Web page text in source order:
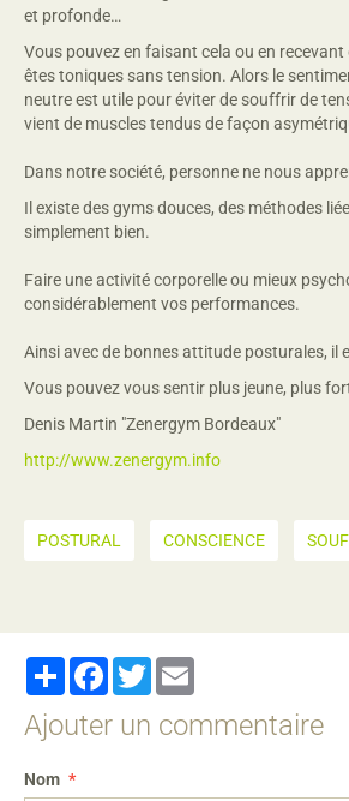
et profonde…
Vous pouvez en faisant cela ou en
êtes toniques sans tension. Alors le
neutre est utile pour éviter de souffrir de
vient de muscles tendus de façon
Dans notre société, personne ne nous
Il existe des gyms douces, des méthodes
simplement bien.
Faire une activité corporelle ou mieux
considérablement vos performances.
Ainsi avec de bonnes attitude posturales, il
Vous pouvez vous sentir plus jeune, plus
Denis Martin "Zenergym Bordeaux"
http://www.zenergym.info
POSTURAL CONSCIENCE
PartagerFacebook
Twitter
Ajouter un commentaire
Nom